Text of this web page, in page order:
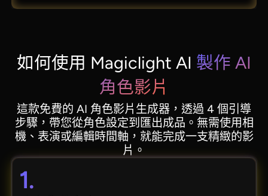
如何使用 Magiclight AI 製作 AI
角色影片
這款免費的 AI 角色影片生成器，透過 4 個引導
步驟，帶您從角色設定到匯出成品。無需使用相
機、表演或編輯時間軸，就能完成一支精緻的影
片。
1.